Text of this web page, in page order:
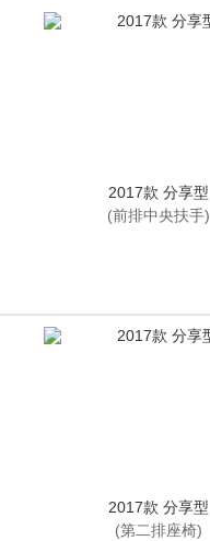
2017款 分享型
(前排中央扶手)
2017款 分享型
(第二排座椅)